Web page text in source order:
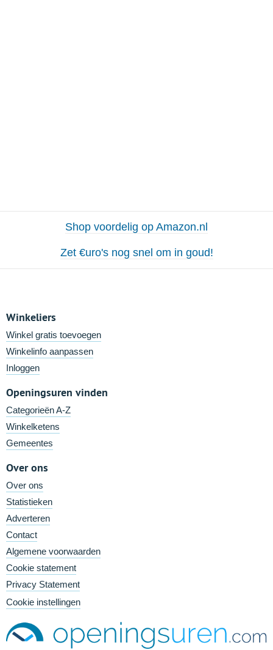
Shop voordelig op Amazon.nl
Zet €uro's nog snel om in goud!
Winkeliers
Winkel gratis toevoegen
Winkelinfo aanpassen
Inloggen
Openingsuren vinden
Categorieën A-Z
Winkelketens
Gemeentes
Over ons
Over ons
Statistieken
Adverteren
Contact
Algemene voorwaarden
Cookie statement
Privacy Statement
Cookie instellingen